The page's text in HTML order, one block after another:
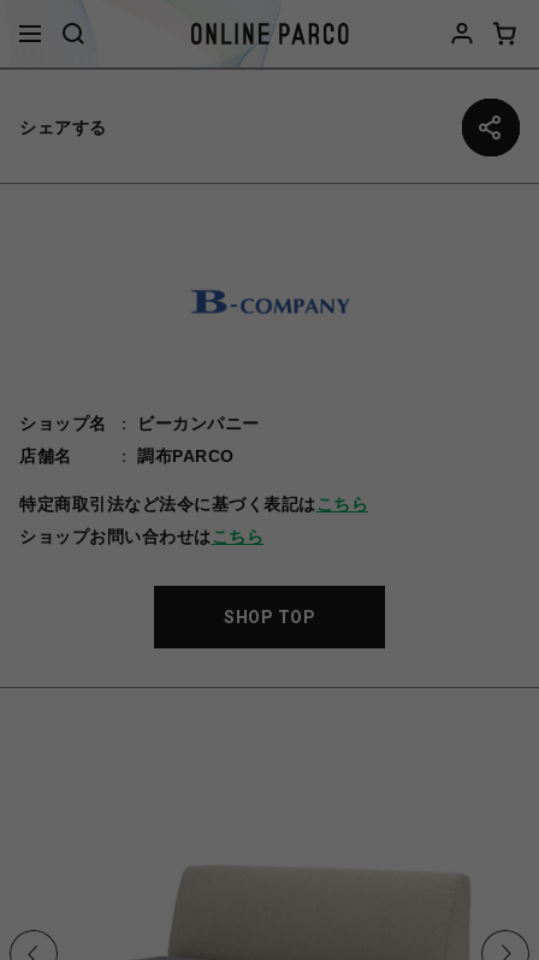
シェアする
ショップ名
ビーカンパニー
店舗名
調布PARCO
特定商取引法など法令に基づく表記はこちら
ショップお問い合わせはこちら
SHOP TOP